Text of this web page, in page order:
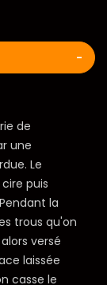
de
une
Le
puis
la
trous qu'on
versé
laissée
casse le